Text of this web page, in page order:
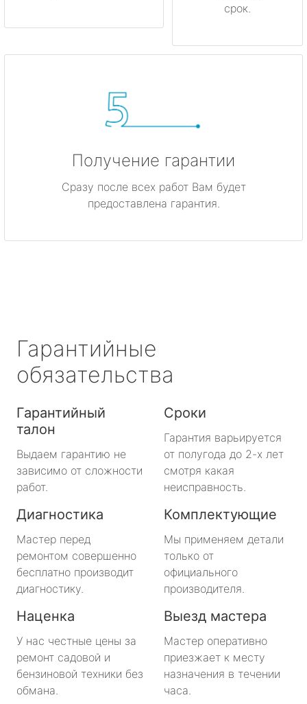
срок.
Получение гарантии
Сразу после всех работ Вам будет
предоставлена гарантия.
Гарантийные
обязательства
Гарантийный
талон
Выдаем гарантию не
зависимо от сложности
работ.
Сроки
Гарантия варьируется
от полугода до 2-х лет
смотря какая
неисправность.
Диагностика
Мастер перед
ремонтом совершенно
бесплатно производит
диагностику.
Комплектующие
Мы применяем детали
только от
официального
производителя.
Наценка
У нас честные цены за
ремонт садовой и
бензиновой техники без
обмана.
Выезд мастера
Мастер оперативно
приезжает к месту
назначения в течении
часа.